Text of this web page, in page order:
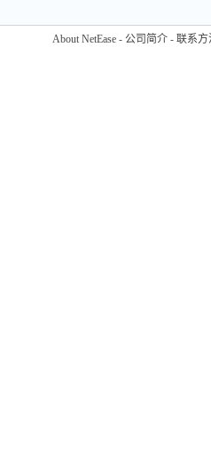
About NetEase - 公司简介 - 联系方